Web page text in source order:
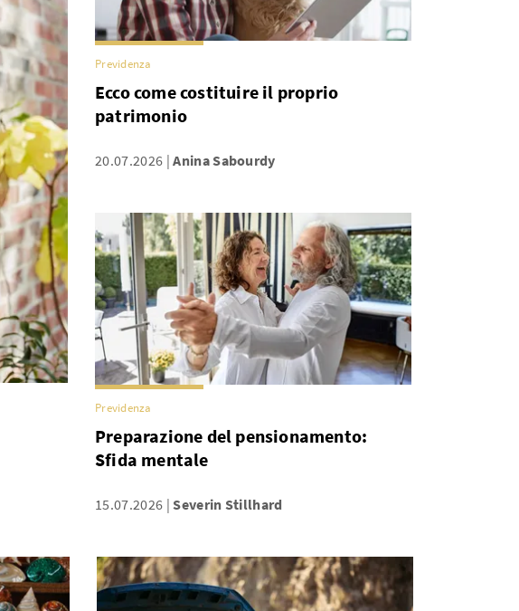
Previdenza
Ecco come costituire il proprio
patrimonio
20.07.2026 Anina Sabourdy
Previdenza
Preparazione del pensionamento:
Sfida mentale
15.07.2026 Severin Stillhard